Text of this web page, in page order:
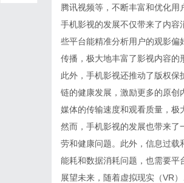
腾讯视频等，不断丰富和优化
手机影视的发展不仅带来了内
些平台能精准分析用户的观影
传播，极大地丰富了影视内容的
此外，手机影视还推动了版权
链的健康发展，激励更多的原
媒体的传输速度和观看质量，极
然而，手机影视的发展也带来
劳和健康问题。此外，信息过
能耗和数据消耗问题，也需要
展望未来，随着虚拟现实（VR